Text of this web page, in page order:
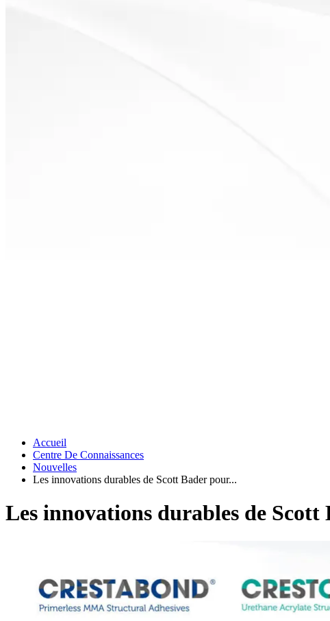
Accueil
Centre De Connaissances
Nouvelles
Les innovations durables de Scott Bader pour...
Les innovations durables de